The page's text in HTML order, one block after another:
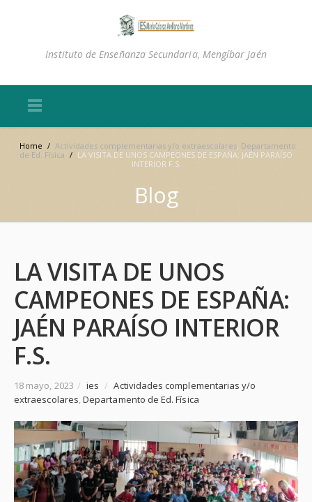
Instituto de Enseñanza Secundaria, Mengíbar Jaén
Home / Actividades complementarias y/o extraescolares, Departamento
de Ed. Física / LA VISITA DE UNOS CAMPEONES DE ESPAÑA: JAÉN PARAÍSO
INTERIOR F.S.
Blog
LA VISITA DE UNOS
CAMPEONES DE ESPAÑA:
JAÉN PARAÍSO INTERIOR
F.S.
18 mayo, 2023 / ies / Actividades complementarias y/o
extraescolares,Departamento de Ed. Física